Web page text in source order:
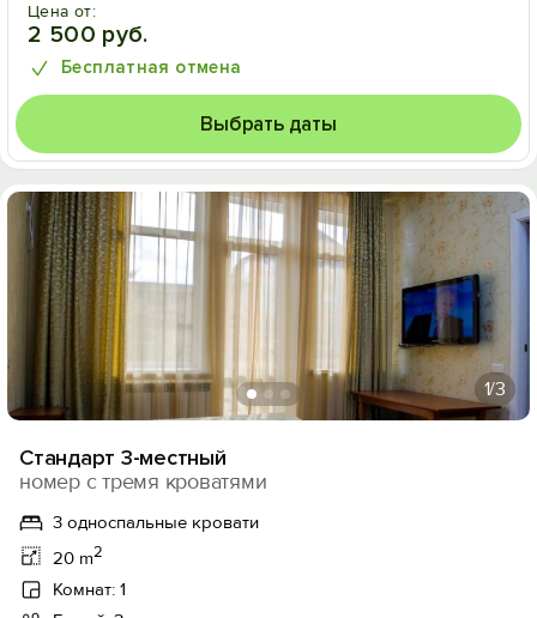
Цена от:
2 500 руб.
Бесплатная отмена
Выбрать даты
1/3
Стандарт 3-местный
номер с тремя кроватями
3 односпальные кровати
20 m2
Комнат: 1